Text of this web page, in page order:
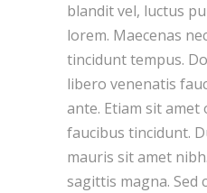
blandit vel, luctus
lorem. Maecenas
tincidunt tempus.
libero venenatis
ante. Etiam sit amet
faucibus tincidunt.
mauris sit amet
sagittis magna. Sed